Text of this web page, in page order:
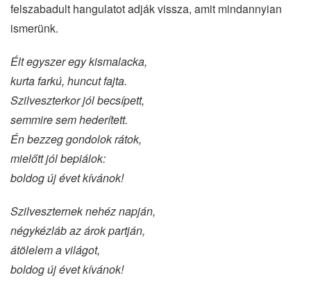
felszabadult hangulatot adják vissza, amit mindannyian
ismerünk.
Élt egyszer egy kismalacka,
kurta farkú, huncut fajta.
Szilveszterkor jól becsípett,
semmire sem hederített.
Én bezzeg gondolok rátok,
mielőtt jól bepiálok:
boldog új évet kívánok!
Szilveszternek nehéz napján,
négykézláb az árok partján,
átölelem a világot,
boldog új évet kívánok!